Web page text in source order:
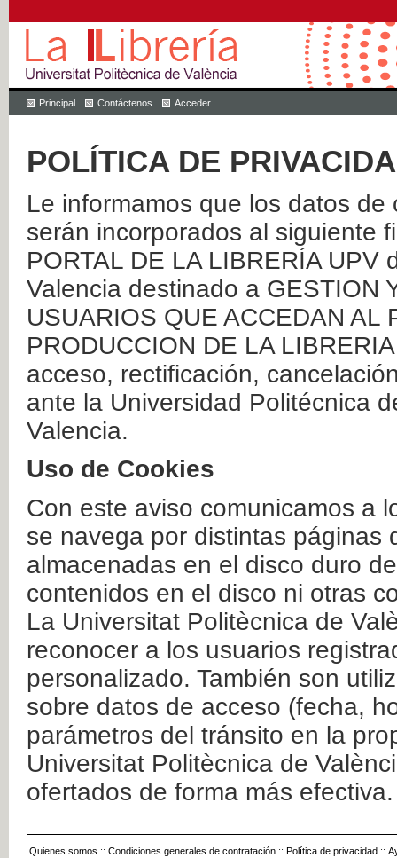
Principal Contáctenos Acceder
POLÍTICA DE
Le informamos que los datos
serán incorporados al siguiente
PORTAL DE LA LIBRERÍA
Valencia destinado a GESTION
USUARIOS QUE ACCEDAN AL
PRODUCCION DE LA
acceso, rectificación,
ante la Universidad Politécnica
Valencia.
Uso de Cookies
Con este aviso comunicamos a
se navega por distintas páginas
almacenadas en el disco duro
contenidos en el disco ni otras
La Universitat Politècnica de
reconocer a los usuarios
personalizado. También son
sobre datos de acceso (fecha,
parámetros del tránsito en la
Universitat Politècnica de
ofertados de forma más efectiva.
Quienes somos :: Condiciones generales de contratación :: Política de privacidad ::